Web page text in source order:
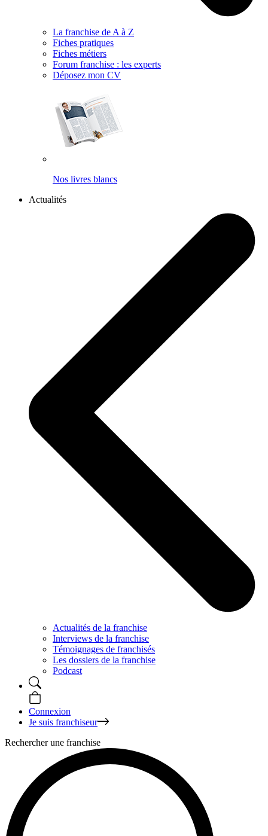
La franchise de A à Z
Fiches pratiques
Fiches métiers
Forum franchise : les experts
Déposez mon CV
Nos livres blancs
Actualités
Actualités de la franchise
Interviews de la franchise
Témoignages de franchisés
Les dossiers de la franchise
Podcast
Connexion
Je suis franchiseur
Rechercher une franchise